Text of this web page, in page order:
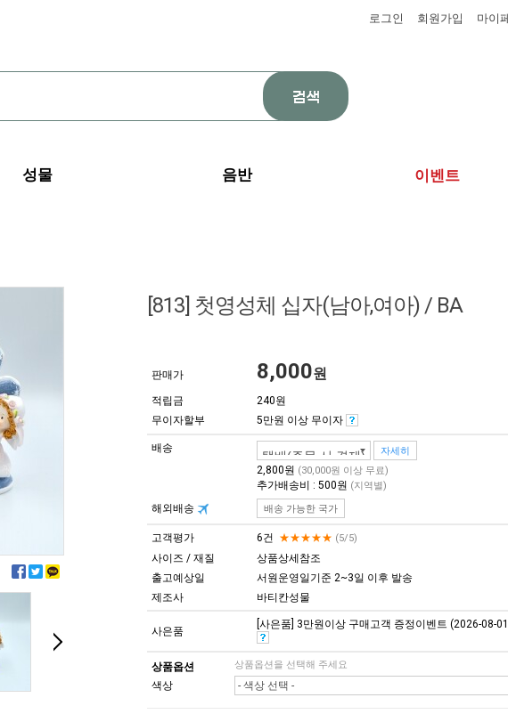
로그인 회원가입 마이
성물 음반 이벤트
[813] 첫영성체 십자(남아,여아) / BA
판매가 8,000원
적립금
240원
무이자할부
5만원 이상 무이자
배송 자세히
2,800원 (30,000원 이상 무료)
추가배송비 : 500원 (지역별)
해외배송 배송 가능한 국가
고객평가 6건 ★★★★★ (5/5)
사이즈 / 재질
상품상세참조
출고예상일
서원운영일기준 2~3일 이후 발송
제조사
바티칸성물
사은품
[사은품] 3만원이상 구매고객 증정이벤트 (2026-08-
상품옵션 상품옵션을 선택해 주세요
색상 - 색상 선택 -